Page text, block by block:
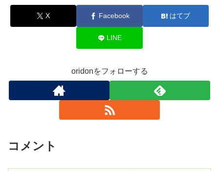
X Facebook はてブ
LINE
oridonをフォローする
コメント